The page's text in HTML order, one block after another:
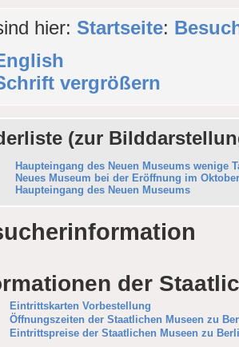
hier: Startseite:
vergrößern
(zur
Haupteingang des Neuen Museums wenige
Neues Museum bei der Eröffnung im
Haupteingang des Neuen Museums
der
Eintrittskarten Vorbestellung
Öffnungszeiten der Staatlichen Museen zu
Eintrittspreise der Staatlichen Museen zu